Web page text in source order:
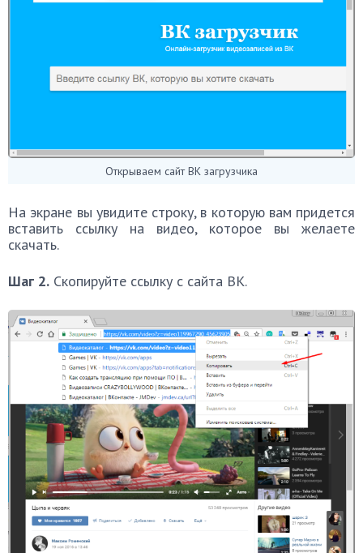
Открываем сайт ВК загрузчика
На экране вы увидите строку, в которую вам придется
вставить ссылку на видео, которое вы желаете
скачать.
Шаг 2. Скопируйте ссылку с сайта ВК.